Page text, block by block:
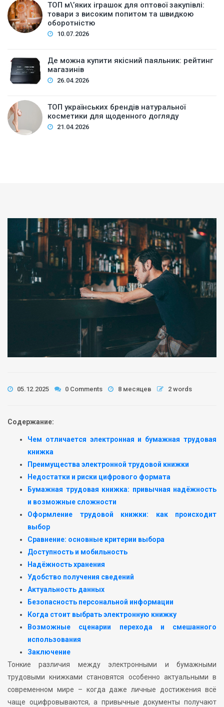
ТОП м\’яких іграшок для оптової закупівлі:
товари з високим попитом та швидкою
оборотністю
10.07.2026
Де можна купити якісний паяльник: рейтинг
магазинів
26.04.2026
ТОП українських брендів натуральної
косметики для щоденного догляду
21.04.2026
05.12.2025 0 Comments 8 месяцев 2 words
Содержание:
Чем отличается электронная и бумажная трудовая
книжка
Преимущества электронной трудовой книжки
Недостатки и риски цифрового формата
Бумажная трудовая книжка: привычная надёжность
и возможные сложности
Оформление трудовой книжки: как происходит
выбор
Сравнение: основные критерии выбора
Доступность и мобильность
Надёжность хранения
Удобство получения сведений
Актуальность данных
Безопасность персональной информации
Когда стоит выбрать электронную книжку
Возможные сценарии перехода и смешанного
использования
Заключение
Тонкие различия между электронными и бумажными
трудовыми книжками становятся особенно актуальными в
современном мире – когда даже личные достижения всё
чаще оцифровываются, а привычные документы получают